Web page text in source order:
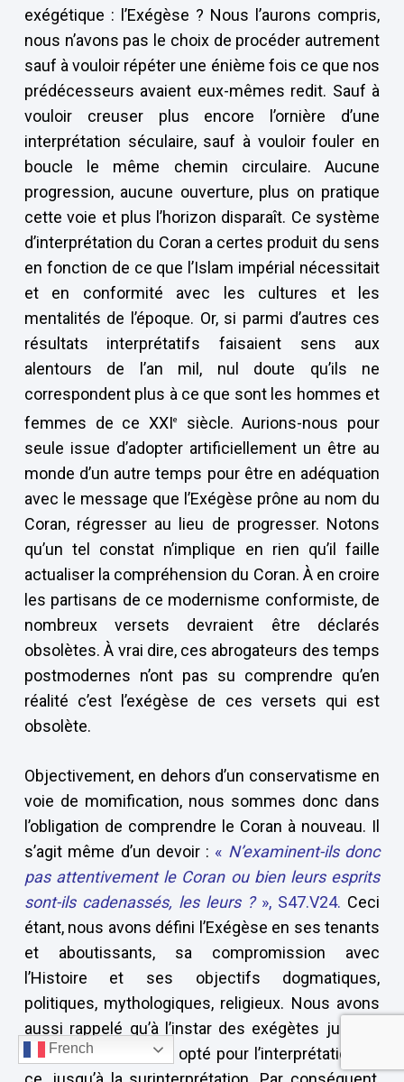
exégétique : l’Exégèse ? Nous l’aurons compris,
nous n’avons pas le choix de procéder autrement
sauf à vouloir répéter une énième fois ce que nos
prédécesseurs avaient eux-mêmes redit. Sauf à
vouloir creuser plus encore l’ornière d’une
interprétation séculaire, sauf à vouloir fouler en
boucle le même chemin circulaire. Aucune
progression, aucune ouverture, plus on pratique
cette voie et plus l’horizon disparaît. Ce système
d’interprétation du Coran a certes produit du sens
en fonction de ce que l’Islam impérial nécessitait
et en conformité avec les cultures et les
mentalités de l’époque. Or, si parmi d’autres ces
résultats interprétatifs faisaient sens aux
alentours de l’an mil, nul doute qu’ils ne
correspondent plus à ce que sont les hommes et
femmes de ce XXIe
siècle. Aurions-nous pour
seule issue d’adopter artificiellement un être au
monde d’un autre temps pour être en adéquation
avec le message que l’Exégèse prône au nom du
Coran, régresser au lieu de progresser. Notons
qu’un tel constat n’implique en rien qu’il faille
actualiser la compréhension du Coran. À en croire
les partisans de ce modernisme conformiste, de
nombreux versets devraient être déclarés
obsolètes. À vrai dire, ces abrogateurs des temps
postmodernes n’ont pas su comprendre qu’en
réalité c’est l’exégèse de ces versets qui est
obsolète.
Objectivement, en dehors d’un conservatisme en
voie de momification, nous sommes donc dans
l’obligation de comprendre le Coran à nouveau. Il
s’agit même d’un devoir : « N’examinent-ils donc
pas attentivement le Coran ou bien leurs esprits
sont-ils cadenassés, les leurs ?», S47.V24. Ceci
étant, nous avons défini l’Exégèse en ses tenants
et aboutissants, sa compromission avec
l’Histoire et ses objectifs dogmatiques,
politiques, mythologiques, religieux. Nous avons
aussi rappelé qu’à l’instar des exégètes juifs et
chrétiens il avait été opté pour l’interprétation, et
French